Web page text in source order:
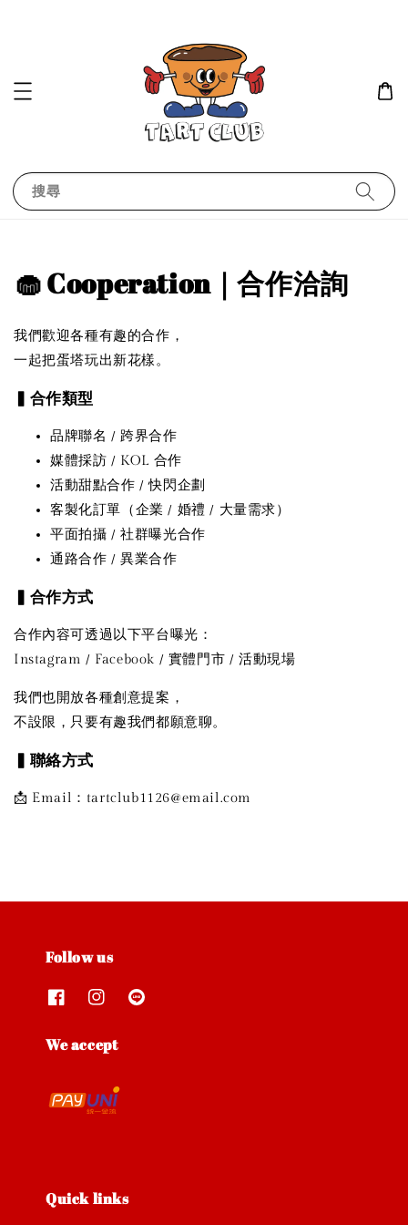
搜尋
🧁 Cooperation｜合作洽詢
我們歡迎各種有趣的合作，
一起把蛋塔玩出新花樣。
▍合作類型
品牌聯名 / 跨界合作
媒體採訪 / KOL 合作
活動甜點合作 / 快閃企劃
客製化訂單（企業 / 婚禮 / 大量需求）
平面拍攝 / 社群曝光合作
通路合作 / 異業合作
▍合作方式
合作內容可透過以下平台曝光：
Instagram / Facebook / 實體門市 / 活動現場
我們也開放各種創意提案，
不設限，只要有趣我們都願意聊。
▍聯絡方式
📩 Email：tartclub1126@email.com
Follow us
We accept
Quick links